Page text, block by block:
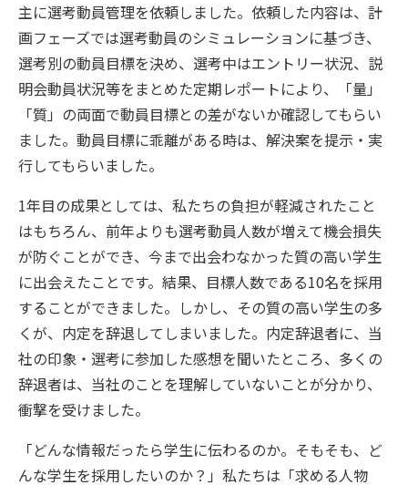
主に選考動員管理を依頼しました。依頼した内容は、計
画フェーズでは選考動員のシミュレーションに基づき、
選考別の動員目標を決め、選考中はエントリー状況、説
明会動員状況等をまとめた定期レポートにより、「量」
「質」の両面で動員目標との差がないか確認してもらい
ました。動員目標に乖離がある時は、解決案を提示・実
行してもらいました。
1年目の成果としては、私たちの負担が軽減されたこと
はもちろん、前年よりも選考動員人数が増えて機会損失
が防ぐことができ、今まで出会わなかった質の高い学生
に出会えたことです。結果、目標人数である10名を採用
することができました。しかし、その質の高い学生の多
くが、内定を辞退してしまいました。内定辞退者に、当
社の印象・選考に参加した感想を聞いたところ、多くの
辞退者は、当社のことを理解していないことが分かり、
衝撃を受けました。
「どんな情報だったら学生に伝わるのか。そもそも、ど
んな学生を採用したいのか？」私たちは「求める人物